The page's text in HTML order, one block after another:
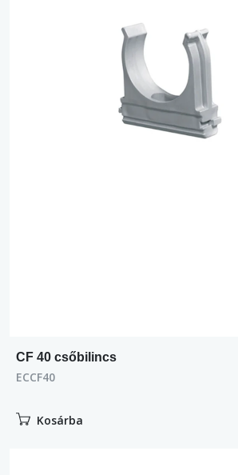
CF 40 csőbilincs
ECCF40
Kosárba